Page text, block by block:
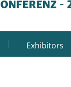
Exhibitors